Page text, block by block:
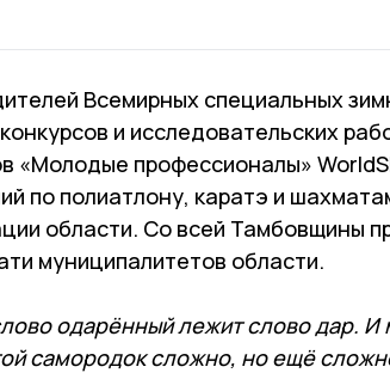
Всемирных специальных
и исследовательских
«Молодые профессионалы»
по полиатлону, каратэ и
области. Со всей Тамбовщины
муниципалитетов области.
одарённый лежит слово дар.
самородок сложно, но ещё